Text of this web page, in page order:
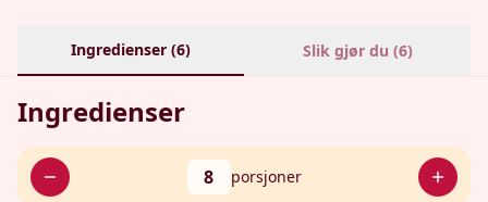
Ingredienser (6) Slik gjør du (6)
Ingredienser
8 porsjoner